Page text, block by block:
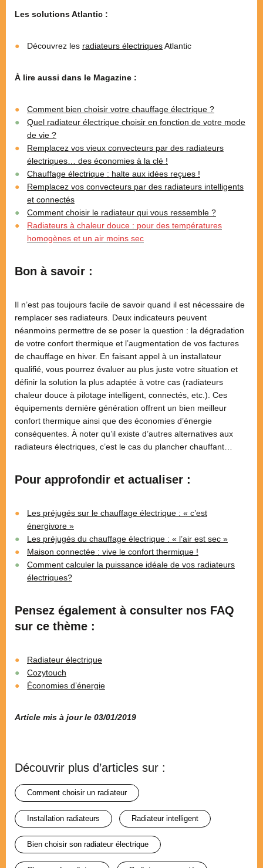
Les solutions Atlantic :
Découvrez les radiateurs électriquesAtlantic
À lire aussi dans le Magazine :
Comment bien choisir votre chauffage électrique ?
Quel radiateur électrique choisir en fonction de votre mode
de vie ?
Remplacez vos vieux convecteurs par des radiateurs
électriques… des économies à la clé !
Chauffage électrique : halte aux idées reçues !
Remplacez vos convecteurs par des radiateurs intelligents
et connectés
Comment choisir le radiateur qui vous ressemble ?
Radiateurs à chaleur douce : pour des températures
homogènes et un air moins sec
Bon à savoir :
Il n’est pas toujours facile de savoir quand il est nécessaire de
remplacer ses radiateurs. Deux indicateurs peuvent
néanmoins permettre de se poser la question : la dégradation
de votre confort thermique et l’augmentation de vos factures
de chauffage en hiver. En faisant appel à un installateur
qualifié, vous pourrez évaluer au plus juste votre situation et
définir la solution la plus adaptée à votre cas (radiateurs
chaleur douce à pilotage intelligent, connectés, etc.). Ces
équipements dernière génération offrent un bien meilleur
confort thermique ainsi que des économies d’énergie
conséquentes. À noter qu’il existe d’autres alternatives aux
radiateurs électriques, c’est le cas du plancher chauffant…
Pour approfondir et actualiser :
Les préjugés sur le chauffage électrique : « c’est
énergivore »
Les préjugés du chauffage électrique : « l’air est sec »
Maison connectée : vive le confort thermique !
Comment calculer la puissance idéale de vos radiateurs
électriques?
Pensez également à consulter nos FAQ
sur ce thème :
Radiateur électrique
Cozytouch
Économies d’énergie
Article mis à jour le 03/01/2019
Découvrir plus d’articles sur :
comment choisir un radiateur
installation radiateurs radiateur intelligent
bien choisir son radiateur électrique